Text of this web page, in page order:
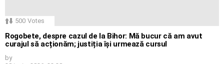
500 Votes
Rogobete, despre cazul de la Bihor: Mă bucur că am avut
curajul să acționăm; justiția își urmează cursul
by